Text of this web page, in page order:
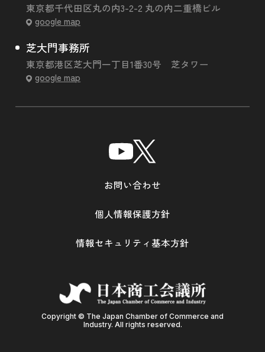
東京都千代田区丸の内3-2-2 丸の内二重橋ビル
google map
芝大門事務所
東京都港区芝大門一丁目1番30号 芝タワー
google map
Copyright © The Japan Chamber of Commerce and
Industry. All rights reserved.
お問い合わせ
個人情報保護方針
情報セキュリティ基本方針